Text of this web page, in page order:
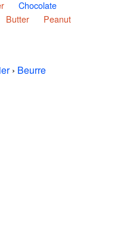
Chocolate
Butter
Peanut
› Beurre